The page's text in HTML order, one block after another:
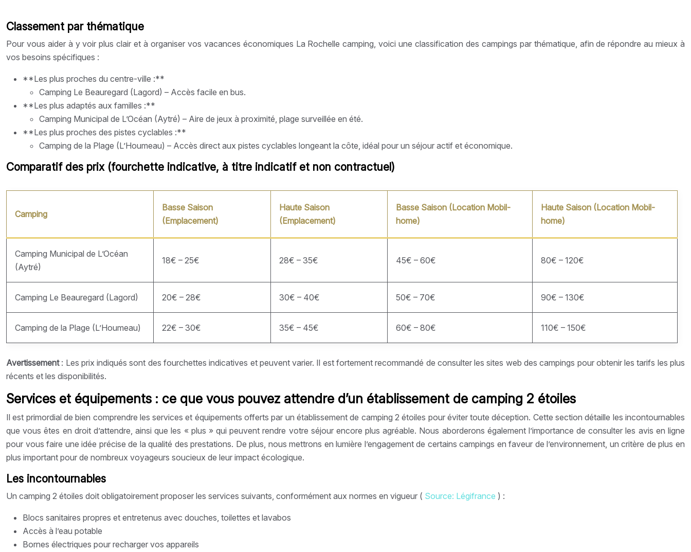
Classement par thématique
Pour vous aider à y voir plus clair et à organiser vos vacances économiques La Rochelle camping, voici une classification des campings par thématique, afin de répondre au mieux à
vos besoins spécifiques :
**Les plus proches du centre-ville :**
Camping Le Beauregard (Lagord) – Accès facile en bus.
**Les plus adaptés aux familles :**
Camping Municipal de L’Océan (Aytré) – Aire de jeux à proximité, plage surveillée en été.
**Les plus proches des pistes cyclables :**
Camping de la Plage (L’Houmeau) – Accès direct aux pistes cyclables longeant la côte, idéal pour un séjour actif et économique.
Comparatif des prix (fourchette indicative, à titre indicatif et non contractuel)
Camping
Basse Saison
(Emplacement)
Haute Saison
(Emplacement)
Basse Saison (Location Mobil-
home)
Haute Saison (Location Mobil-
home)
Camping Municipal de L’Océan
(Aytré)
18€ – 25€ 28€ – 35€ 45€ – 60€ 80€ – 120€
Camping Le Beauregard (Lagord) 20€ – 28€ 30€ – 40€ 50€ – 70€ 90€ – 130€
Camping de la Plage (L’Houmeau) 22€ – 30€ 35€ – 45€ 60€ – 80€ 110€ – 150€
Avertissement : Les prix indiqués sont des fourchettes indicatives et peuvent varier. Il est fortement recommandé de consulter les sites web des campings pour obtenir les tarifs les plus
récents et les disponibilités.
Services et équipements : ce que vous pouvez attendre d’un établissement de camping 2 étoiles
Il est primordial de bien comprendre les services et équipements offerts par un établissement de camping 2 étoiles pour éviter toute déception. Cette section détaille les incontournables
que vous êtes en droit d’attendre, ainsi que les « plus » qui peuvent rendre votre séjour encore plus agréable. Nous aborderons également l’importance de consulter les avis en ligne
pour vous faire une idée précise de la qualité des prestations. De plus, nous mettrons en lumière l’engagement de certains campings en faveur de l’environnement, un critère de plus en
plus important pour de nombreux voyageurs soucieux de leur impact écologique.
Les incontournables
Un camping 2 étoiles doit obligatoirement proposer les services suivants, conformément aux normes en vigueur ( Source: Légifrance ) :
Blocs sanitaires propres et entretenus avec douches, toilettes et lavabos
Accès à l’eau potable
Bornes électriques pour recharger vos appareils